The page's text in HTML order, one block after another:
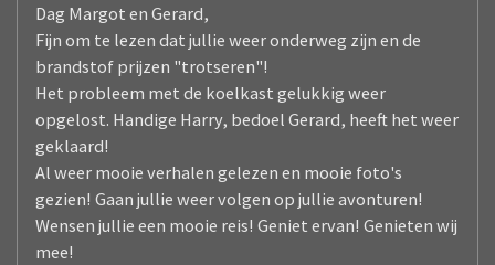
Dag Margot en Gerard,
Fijn om te lezen dat jullie weer onderweg zijn en de
brandstof prijzen "trotseren"!
Het probleem met de koelkast gelukkig weer
opgelost. Handige Harry, bedoel Gerard, heeft het weer
geklaard!
Al weer mooie verhalen gelezen en mooie foto's
gezien! Gaan jullie weer volgen op jullie avonturen!
Wensen jullie een mooie reis! Geniet ervan! Genieten wij
mee!